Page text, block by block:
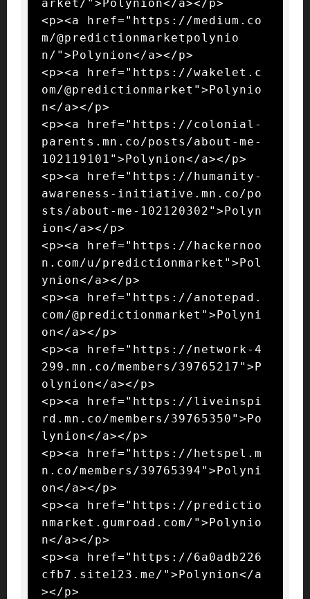
arket/">Polynion</a></p>
<p><a href="https://medium.co
m/@predictionmarketpolynio
n/">Polynion</a></p>
<p><a href="https://wakelet.c
om/@predictionmarket">Polynio
n</a></p>
<p><a href="https://colonial-
parents.mn.co/posts/about-me-
102119101">Polynion</a></p>
<p><a href="https://humanity-
awareness-initiative.mn.co/po
sts/about-me-102120302">Polyn
ion</a></p>
<p><a href="https://hackernoo
n.com/u/predictionmarket">Pol
ynion</a></p>
<p><a href="https://anotepad.
com/@predictionmarket">Polyni
on</a></p>
<p><a href="https://network-4
299.mn.co/members/39765217">P
olynion</a></p>
<p><a href="https://liveinspi
rd.mn.co/members/39765350">Po
lynion</a></p>
<p><a href="https://hetspel.m
n.co/members/39765394">Polyni
on</a></p>
<p><a href="https://predictio
nmarket.gumroad.com/">Polynio
n</a></p>
<p><a href="https://6a0adb226
cfb7.site123.me/">Polynion</a
></p>